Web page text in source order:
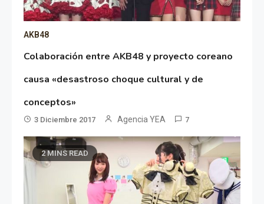
AKB48
Colaboración entre AKB48 y proyecto coreano
causa «desastroso choque cultural y de
conceptos»
3 Diciembre 2017 Agencia YEA 7
2 MINS READ